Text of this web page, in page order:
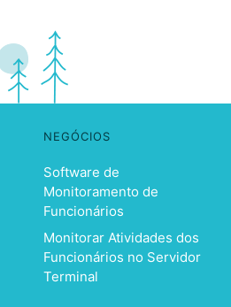
NEGÓCIOS
Software de
Monitoramento de
Funcionários
Monitorar Atividades dos
Funcionários no Servidor
Terminal